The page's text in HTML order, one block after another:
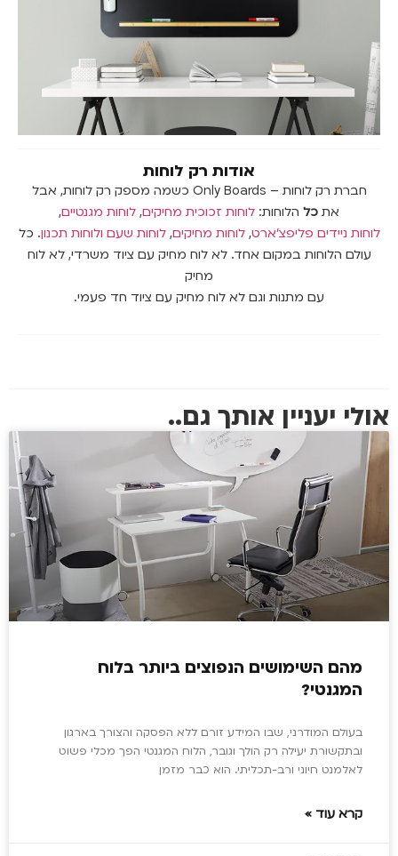
אודות רק לוחות
חברת רק לוחות – Only Boards כשמה מספק רק לוחות, אבל
את כל הלוחות: לוחות זכוכית מחיקים, לוחות מגנטיים,
לוחות ניידים פליפצ’ארט,לוחות מחיקים,לוחות שעם ולוחות תכנון. כל
עולם הלוחות במקום אחד. לא לוח מחיק עם ציוד משרדי, לא לוח
מחיק
עם מתנות וגם לא לוח מחיק עם ציוד חד פעמי.
אולי יעניין אותך גם..
מהם השימושים הנפוצים ביותר בלוח
המגנטי?
בעולם המודרני, שבו המידע זורם ללא הפסקה והצורך בארגון
ובתקשורת יעילה רק הולך וגובר, הלוח המגנטי הפך מכלי פשוט
לאלמנט חיוני ורב-תכליתי. הוא כבר מזמן
קרא עוד »